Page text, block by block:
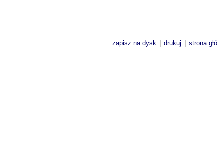
zapisz na dysk drukuj strona